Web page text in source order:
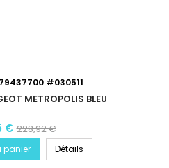
#030511
METROPOLIS BLEU
€ 228,92 €
panier Détails